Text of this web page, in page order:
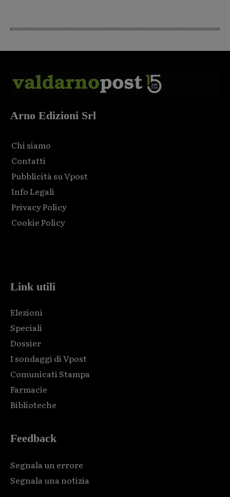
Arno Edizioni Srl
Chi siamo
Contatti
Pubblicità su Vpost
Info Legali
Privacy Policy
Cookie Policy
Link utili
Elezioni
Speciali
Dossier
I sondaggi di Vpost
Comunicati Stampa
Farmacie
Biblioteche
Feedback
Segnala un errore
Segnala una notizia